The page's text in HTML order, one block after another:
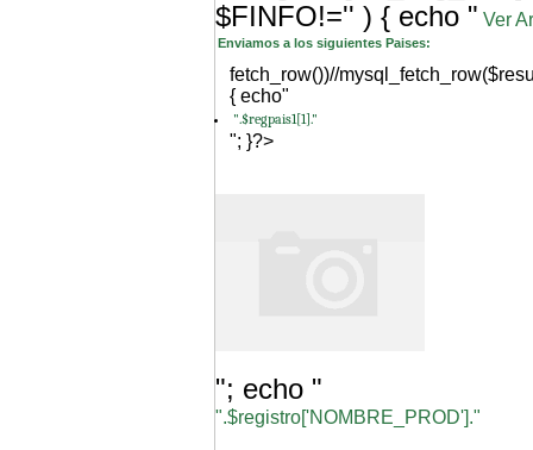
$FINFO!='' ) { echo " Ver
Enviamos a los siguientes Paises:
fetch_row())//
{ echo"
".$regpais1[1]."
"; }?>
"; echo "
".$registro['NOMBRE_PROD']."